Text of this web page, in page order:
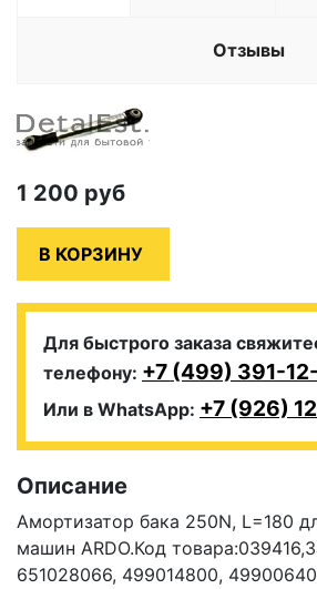
Отзывы
1 200 руб
Для быстрого заказа
телефону: +7 (499) 391-
Или в WhatsApp: +7 (926)
Описание
Амортизатор бака 250N, L=180
машин ARDO.Код
651028066, 499014800,